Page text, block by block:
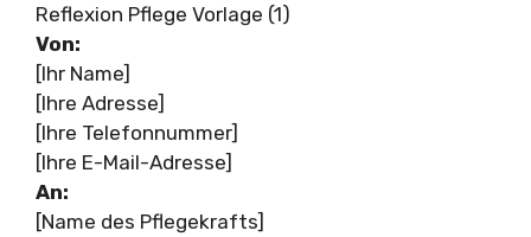
Reflexion Pflege Vorlage (1)
Von:
[Ihr Name]
[Ihre Adresse]
[Ihre Telefonnummer]
[Ihre E-Mail-Adresse]
An:
[Name des Pflegekrafts]